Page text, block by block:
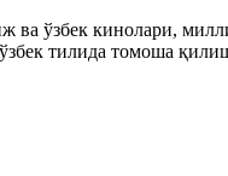
ўзбек кинолари,
тилида томоша